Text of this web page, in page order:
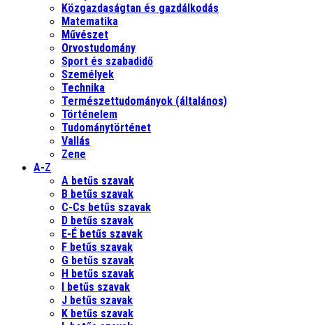
Közgazdaságtan és gazdálkodás
Matematika
Művészet
Orvostudomány
Sport és szabadidő
Személyek
Technika
Természettudományok (általános)
Történelem
Tudománytörténet
Vallás
Zene
A-Z
A betűs szavak
B betűs szavak
C-Cs betűs szavak
D betűs szavak
E-É betűs szavak
F betűs szavak
G betűs szavak
H betűs szavak
I betűs szavak
J betűs szavak
K betűs szavak